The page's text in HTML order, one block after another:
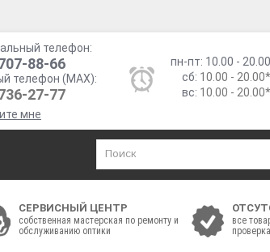
телефон:
88-66
телефон (MAX):
27-77
мне
пн-пт: 10.00 - 20.00
сб: 10.00 - 20.00*
вс: 10.00 - 20.00*
СЕРВИСНЫЙ ЦЕНТР
собственная мастерская по ремонту и
обслуживанию оптики
все